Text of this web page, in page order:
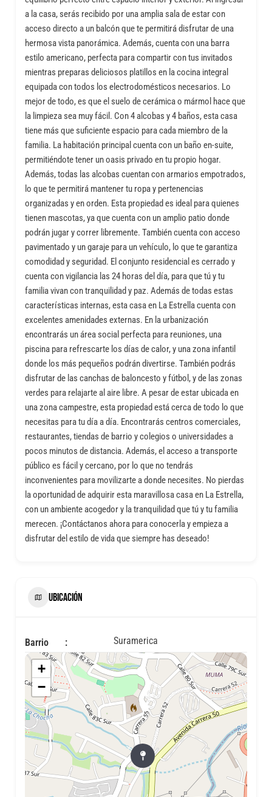
a la casa, serás recibido por una amplia sala de estar con
acceso directo a un balcón que te permitirá disfrutar de una
hermosa vista panorámica. Además, cuenta con una barra
estilo americano, perfecta para compartir con tus invitados
mientras preparas deliciosos platillos en la cocina integral
equipada con todos los electrodomésticos necesarios. Lo
mejor de todo, es que el suelo de cerámica o mármol hace que
la limpieza sea muy fácil. Con 4 alcobas y 4 baños, esta casa
tiene más que suficiente espacio para cada miembro de la
familia. La habitación principal cuenta con un baño en-suite,
permitiéndote tener un oasis privado en tu propio hogar.
Además, todas las alcobas cuentan con armarios empotrados,
lo que te permitirá mantener tu ropa y pertenencias
organizadas y en orden. Esta propiedad es ideal para quienes
tienen mascotas, ya que cuenta con un amplio patio donde
podrán jugar y correr libremente. También cuenta con acceso
pavimentado y un garaje para un vehículo, lo que te garantiza
comodidad y seguridad. El conjunto residencial es cerrado y
cuenta con vigilancia las 24 horas del día, para que tú y tu
familia vivan con tranquilidad y paz. Además de todas estas
características internas, esta casa en La Estrella cuenta con
excelentes amenidades externas. En la urbanización
encontrarás un área social perfecta para reuniones, una
piscina para refrescarte los días de calor, y una zona infantil
donde los más pequeños podrán divertirse. También podrás
disfrutar de las canchas de baloncesto y fútbol, y de las zonas
verdes para relajarte al aire libre. A pesar de estar ubicada en
una zona campestre, esta propiedad está cerca de todo lo que
necesitas para tu día a día. Encontrarás centros comerciales,
restaurantes, tiendas de barrio y colegios o universidades a
pocos minutos de distancia. Además, el acceso a transporte
público es fácil y cercano, por lo que no tendrás
inconvenientes para movilizarte a donde necesites. No pierdas
la oportunidad de adquirir esta maravillosa casa en La Estrella,
con un ambiente acogedor y la tranquilidad que tú y tu familia
merecen. ¡Contáctanos ahora para conocerla y empieza a
disfrutar del estilo de vida que siempre has deseado!
UBICACIÓN
Barrio Suramerica
+
−